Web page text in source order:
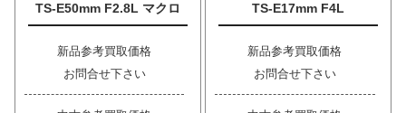
TS-E50mm F2.8L マクロ
新品参考買取価格
お問合せ下さい
TS-E17mm F4L
新品参考買取価格
お問合せ下さい